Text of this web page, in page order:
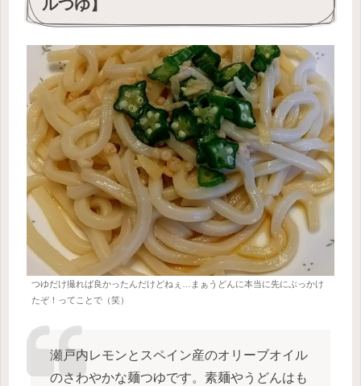
ルつゆ】
つゆだけ撮れば良かったんだけどねぇ…まぁうどんに本当に先にぶっかけ
たぞ！ってことで（笑）
瀬戸内レモンとスペイン産のオリーブオイル
のさわやかな麺つゆです。素麺やうどんはも